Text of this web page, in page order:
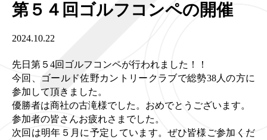
第５４回ゴルフコンペの開催
2024.10.22
先日第５4回ゴルフコンペが行われました！！
今回、ゴールド佐野カントリークラブで総勢38人の方に
参加して頂きました。
優勝者は商社の古滝様でした。おめでとうございます。
参加者の皆さんお疲れさまでした。
次回は明年５月に予定しています。ぜひ皆様ご参加くだ